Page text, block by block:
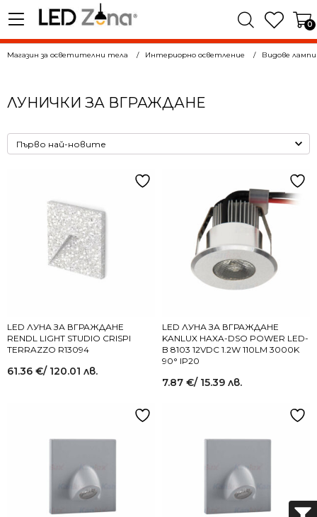
0
Магазин за осветителни тела Интериорно осветление Видове
ЛУНИЧКИ ЗА ВГРАЖДАНЕ
LED ЛУНА ЗА ВГРАЖДАНЕ
RENDL LIGHT STUDIO CRISPI
TERRAZZO R13094
61.36 €/ 120.01 лв.
LED ЛУНА ЗА ВГРАЖДАНЕ
KANLUX HAXA-DSO POWER LED-
B 8103 12VDC 1.2W 110LM 3000K
90° IP20
7.87 €/ 15.39 лв.